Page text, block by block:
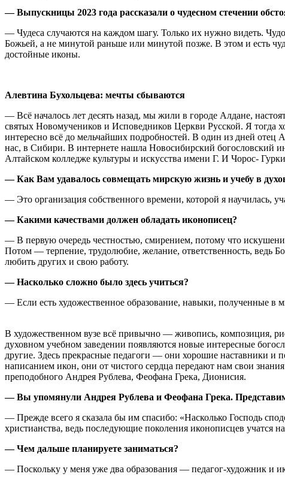
— Выпускницы 2023 года рассказали о чудесном стечении
— Чудеса случаются на каждом шагу. Только их нужно видеть. Чудо
Божьей, а не минутой раньше или минутой позже. В этом и есть
достойные иконы.
Алевтина Бухольцева: мечты сбываются
— Всё началось лет десять назад, мы жили в городе Алдане,
святых Новомучеников и Исповедников Церкви Русской. Я тогда
интересно всё до мельчайших подробностей. В один из дней
нас, в Сибири. В интернете нашла Новосибирский богословский
Алтайском колледже культуры и искусства имени Г. И Чорос-
— Как Вам удавалось совмещать мирскую жизнь и учебу в
— Это организация собственного времени, которой я научилась,
— Какими качествами должен обладать иконописец?
— В первую очередь честностью, смирением, потому что
Потом — терпение, трудолюбие, желание, ответственность, ведь
любить других и свою работу.
— Насколько сложно было здесь учиться?
— Если есть художественное образование, навыки, полученные в
В художественном вузе всё привычно — живопись, композиция,
духовном учебном заведении появляются новые интересные
другие. Здесь прекрасные педагоги — они хорошие наставники
написанием икон, они от чистого сердца передают нам свои
преподобного Андрея Рублева, Феофана Грека, Дионисия.
— Вы упомянули Андрея Рублева и Феофана Грека. Представим
— Прежде всего я сказала бы им спасибо: «Насколько Господь
христианства, ведь последующие поколения иконописцев учатся
— Чем дальше планируете заниматься?
— Поскольку у меня уже два образования — педагог-художник и